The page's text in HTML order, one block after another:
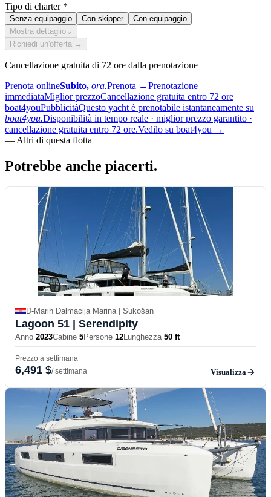
Tipo di charter *
Senza equipaggio Con skipper
Con equipaggio
Mostra dettaglio ⌄
Richiedi un'offerta →
Cancellazione gratuita di 72 ore dalla prenotazione
Prenota onlineSubito, ora.Prenota →Prenotazione
immediataMiglior prezzoCancellazione gratuita entro 72 ore
boat4youPubblicitàQuesto yacht è prenotabile istantaneamente su
boat4you.Disponibilità in tempo reale · miglior prezzo garantito ·
cancellazione gratuita entro 72 ore.Vedilo su boat4you →
— Altri di questa flotta
Potrebbe anche piacerti.
D-Marin Dalmacija Marina | Sukošan
Lagoon 51 | Serendipity
Anno 2023Cabine 5Persone 12Lunghezza 50 ft
Prezzo a settimana
6,491 $/ settimana Visualizza